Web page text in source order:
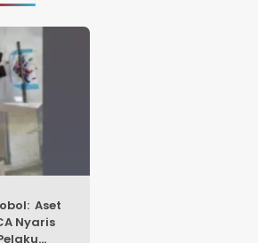
Aset
Nyaris